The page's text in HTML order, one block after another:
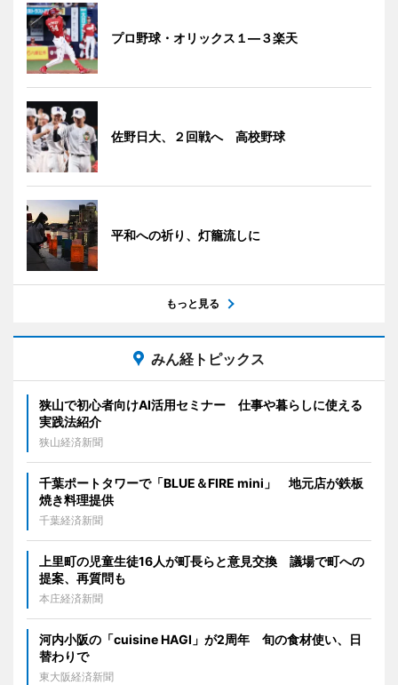
プロ野球・オリックス１―３楽天
佐野日大、２回戦へ 高校野球
平和への祈り、灯籠流しに
もっと見る
みん経トピックス
狭山で初心者向けAI活用セミナー 仕事や暮らしに使える
実践法紹介
狭山経済新聞
千葉ポートタワーで「BLUE＆FIRE mini」 地元店が鉄板
焼き料理提供
千葉経済新聞
上里町の児童生徒16人が町長らと意見交換 議場で町への
提案、再質問も
本庄経済新聞
河内小阪の「cuisine HAGI」が2周年 旬の食材使い、日
替わりで
東大阪経済新聞